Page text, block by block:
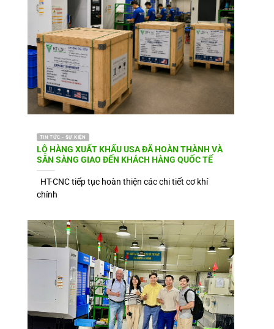
TIN TỨC - SỰ KIỆN
LÔ HÀNG XUẤT KHẨU USA ĐÃ HOÀN THÀNH VÀ
SẴN SÀNG GIAO ĐẾN KHÁCH HÀNG QUỐC TẾ
HT-CNC tiếp tục hoàn thiện các chi tiết cơ khí
chính